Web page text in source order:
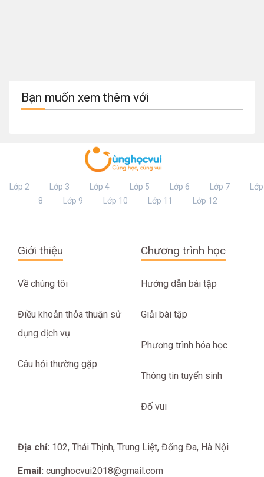
Bạn muốn xem thêm với
Lớp 2 Lớp 3 Lớp 4 Lớp 5 Lớp 6 Lớp 7
Lớp
8
Lớp 9 Lớp 10 Lớp 11 Lớp 12
Giới thiệu
Về chúng tôi
Điều khoản thỏa thuận sử
dụng dịch vụ
Câu hỏi thường gặp
Chương trình học
Hướng dẫn bài tập
Giải bài tập
Phương trình hóa học
Thông tin tuyển sinh
Đố vui
Địa chỉ: 102, Thái Thịnh, Trung Liệt, Đống Đa, Hà Nội
Email: cunghocvui2018@gmail.com